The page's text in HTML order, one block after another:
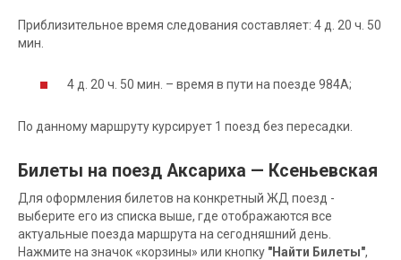
Приблизительное время следования составляет: 4 д. 20 ч. 50
мин.
4 д. 20 ч. 50 мин. – время в пути на поезде 984А;
По данному маршруту курсирует 1 поезд без пересадки.
Билеты на поезд Аксариха — Ксеньевская
Для оформления билетов на конкретный ЖД поезд -
выберите его из списка выше, где отображаются все
актуальные поезда маршрута на сегодняшний день.
Нажмите на значок «корзины» или кнопку "Найти Билеты",